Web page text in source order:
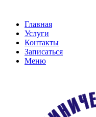
Главная
Услуги
Контакты
Записаться
Меню